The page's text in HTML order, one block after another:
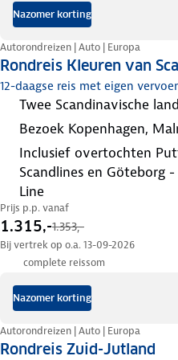
Nazomer korting
Rondreis Kleuren van
Autorondreizen | Auto | Europa
12-daagse reis met eigen
twee Scandinavische
bezoek Kopenhagen,
inclusief overtochten Puttgarden - Rødby met
Scandlines en Göteborg
Line
Prijs p.p. vanaf
1.315,-1.353,-
Bij vertrek op o.a. 13-09-2026
complete reissom
Nazomer korting
Rondreis Zuid-Jutland
Autorondreizen | Auto | Europa